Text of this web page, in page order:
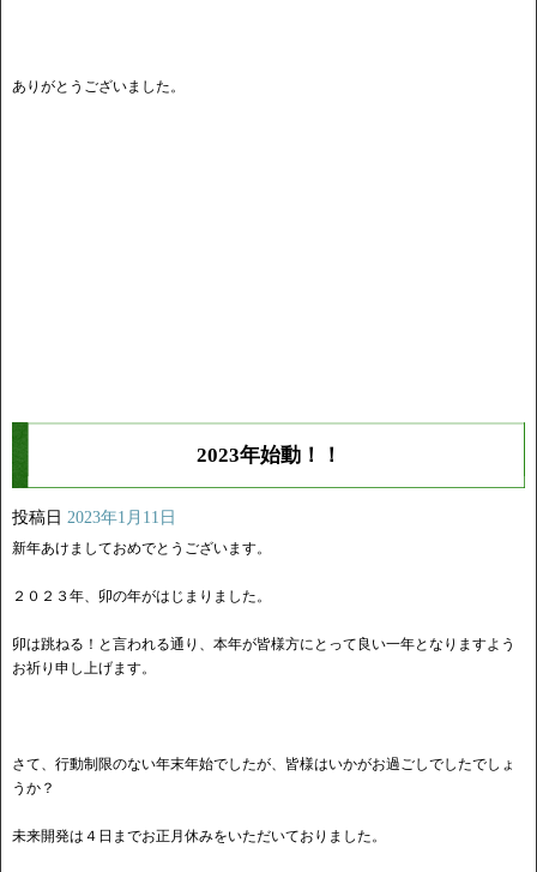
ありがとうございました。
2023年始動！！
投稿日 2023年1月11日
新年あけましておめでとうございます。
２０２３年、卯の年がはじまりました。
卯は跳ねる！と言われる通り、本年が皆様方にとって良い一年となりますよう
お祈り申し上げます。
さて、行動制限のない年末年始でしたが、皆様はいかがお過ごしでしたでしょ
うか？
未来開発は４日までお正月休みをいただいておりました。